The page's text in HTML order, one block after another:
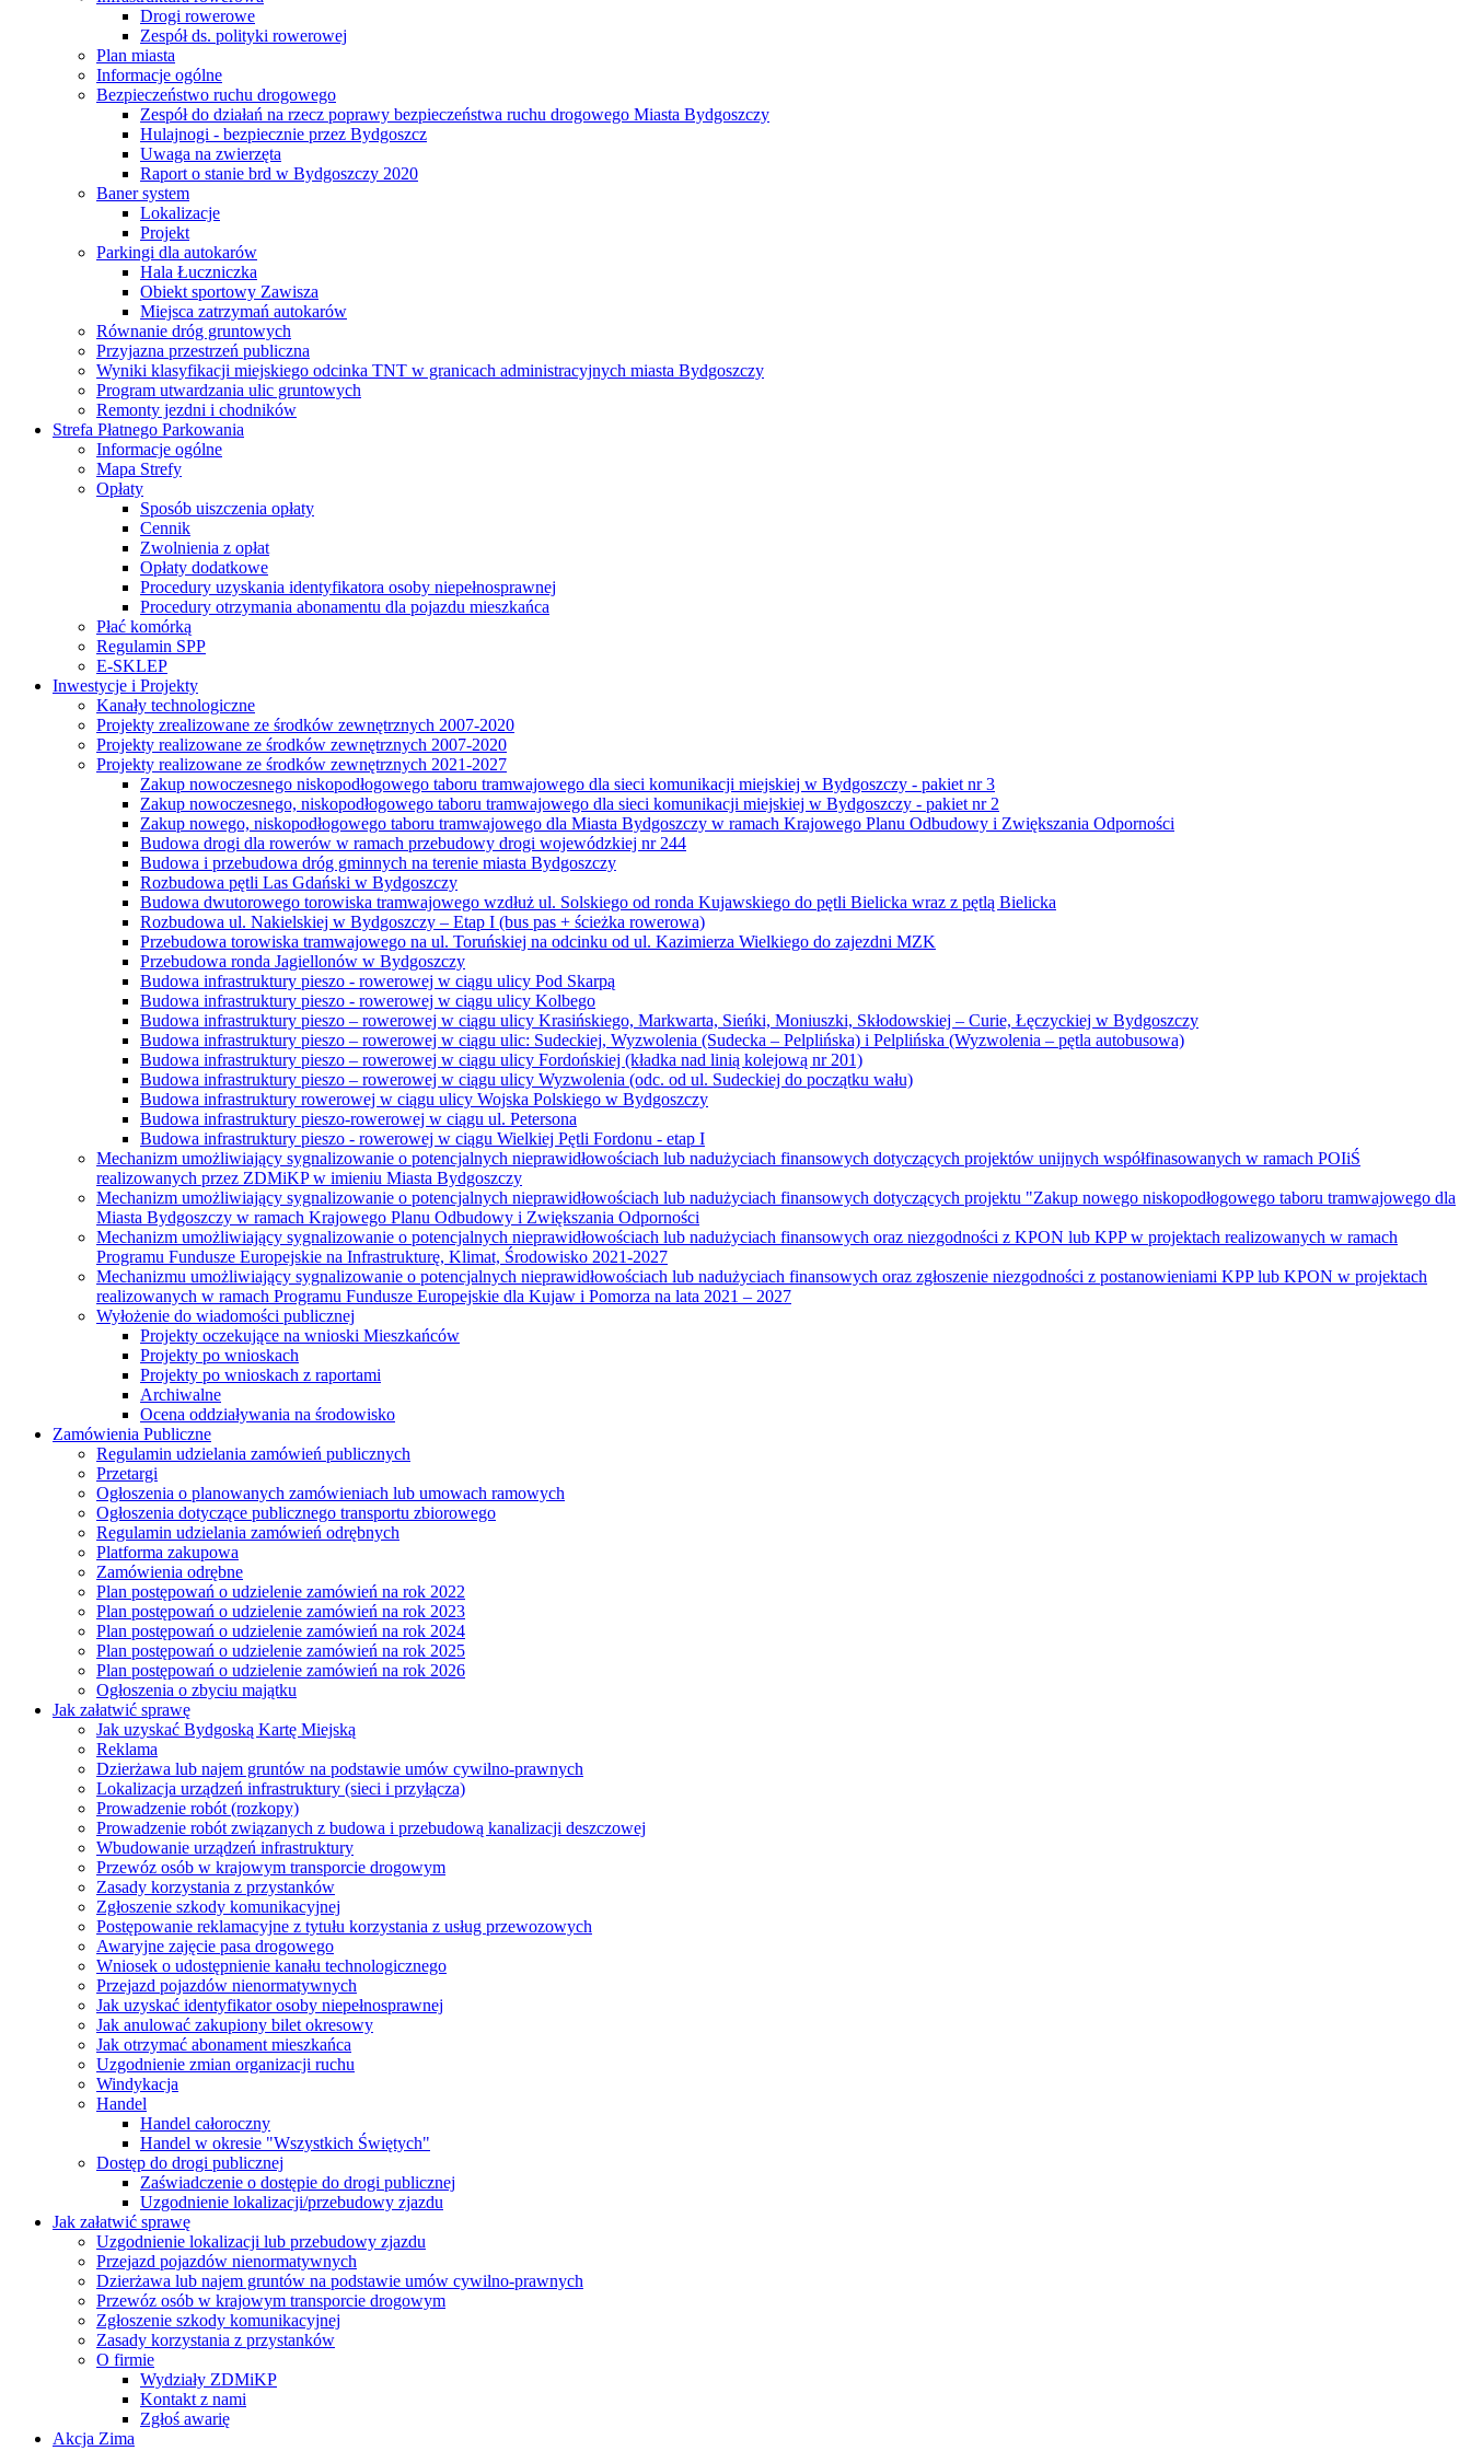
Drogi rowerowe
Zespół ds. polityki rowerowej
Plan miasta
Informacje ogólne
Bezpieczeństwo ruchu drogowego
Zespół do działań na rzecz poprawy bezpieczeństwa ruchu drogowego Miasta Bydgoszczy
Hulajnogi - bezpiecznie przez Bydgoszcz
Uwaga na zwierzęta
Raport o stanie brd w Bydgoszczy 2020
Baner system
Lokalizacje
Projekt
Parkingi dla autokarów
Hala Łuczniczka
Obiekt sportowy Zawisza
Miejsca zatrzymań autokarów
Równanie dróg gruntowych
Przyjazna przestrzeń publiczna
Wyniki klasyfikacji miejskiego odcinka TNT w granicach administracyjnych miasta Bydgoszczy
Program utwardzania ulic gruntowych
Remonty jezdni i chodników
Strefa Płatnego Parkowania
Informacje ogólne
Mapa Strefy
Opłaty
Sposób uiszczenia opłaty
Cennik
Zwolnienia z opłat
Opłaty dodatkowe
Procedury uzyskania identyfikatora osoby niepełnosprawnej
Procedury otrzymania abonamentu dla pojazdu mieszkańca
Płać komórką
Regulamin SPP
E-SKLEP
Inwestycje i Projekty
Kanały technologiczne
Projekty zrealizowane ze środków zewnętrznych 2007-2020
Projekty realizowane ze środków zewnętrznych 2007-2020
Projekty realizowane ze środków zewnętrznych 2021-2027
Zakup nowoczesnego niskopodłogowego taboru tramwajowego dla sieci komunikacji miejskiej w Bydgoszczy - pakiet nr 3
Zakup nowoczesnego, niskopodłogowego taboru tramwajowego dla sieci komunikacji miejskiej w Bydgoszczy - pakiet nr 2
Zakup nowego, niskopodłogowego taboru tramwajowego dla Miasta Bydgoszczy w ramach Krajowego Planu Odbudowy i Zwiększania Odporności
Budowa drogi dla rowerów w ramach przebudowy drogi wojewódzkiej nr 244
Budowa i przebudowa dróg gminnych na terenie miasta Bydgoszczy
Rozbudowa pętli Las Gdański w Bydgoszczy
Budowa dwutorowego torowiska tramwajowego wzdłuż ul. Solskiego od ronda Kujawskiego do pętli Bielicka wraz z pętlą Bielicka
Rozbudowa ul. Nakielskiej w Bydgoszczy – Etap I (bus pas + ścieżka rowerowa)
Przebudowa torowiska tramwajowego na ul. Toruńskiej na odcinku od ul. Kazimierza Wielkiego do zajezdni MZK
Przebudowa ronda Jagiellonów w Bydgoszczy
Budowa infrastruktury pieszo - rowerowej w ciągu ulicy Pod Skarpą
Budowa infrastruktury pieszo - rowerowej w ciągu ulicy Kolbego
Budowa infrastruktury pieszo – rowerowej w ciągu ulicy Krasińskiego, Markwarta, Sieńki, Moniuszki, Skłodowskiej – Curie, Łęczyckiej w Bydgoszczy
Budowa infrastruktury pieszo – rowerowej w ciągu ulic: Sudeckiej, Wyzwolenia (Sudecka – Pelplińska) i Pelplińska (Wyzwolenia – pętla autobusowa)
Budowa infrastruktury pieszo – rowerowej w ciągu ulicy Fordońskiej (kładka nad linią kolejową nr 201)
Budowa infrastruktury pieszo – rowerowej w ciągu ulicy Wyzwolenia (odc. od ul. Sudeckiej do początku wału)
Budowa infrastruktury rowerowej w ciągu ulicy Wojska Polskiego w Bydgoszczy
Budowa infrastruktury pieszo-rowerowej w ciągu ul. Petersona
Budowa infrastruktury pieszo - rowerowej w ciągu Wielkiej Pętli Fordonu - etap I
Mechanizm umożliwiający sygnalizowanie o potencjalnych nieprawidłowościach lub nadużyciach finansowych dotyczących projektów unijnych współfinasowanych w ramach POIiŚ
realizowanych przez ZDMiKP w imieniu Miasta Bydgoszczy
Mechanizm umożliwiający sygnalizowanie o potencjalnych nieprawidłowościach lub nadużyciach finansowych dotyczących projektu "Zakup nowego niskopodłogowego taboru tramwajowego dla
Miasta Bydgoszczy w ramach Krajowego Planu Odbudowy i Zwiększania Odporności
Mechanizm umożliwiający sygnalizowanie o potencjalnych nieprawidłowościach lub nadużyciach finansowych oraz niezgodności z KPON lub KPP w projektach realizowanych w ramach
Programu Fundusze Europejskie na Infrastrukturę, Klimat, Środowisko 2021-2027
Mechanizmu umożliwiający sygnalizowanie o potencjalnych nieprawidłowościach lub nadużyciach finansowych oraz zgłoszenie niezgodności z postanowieniami KPP lub KPON w projektach
realizowanych w ramach Programu Fundusze Europejskie dla Kujaw i Pomorza na lata 2021 – 2027
Wyłożenie do wiadomości publicznej
Projekty oczekujące na wnioski Mieszkańców
Projekty po wnioskach
Projekty po wnioskach z raportami
Archiwalne
Ocena oddziaływania na środowisko
Zamówienia Publiczne
Regulamin udzielania zamówień publicznych
Przetargi
Ogłoszenia o planowanych zamówieniach lub umowach ramowych
Ogłoszenia dotyczące publicznego transportu zbiorowego
Regulamin udzielania zamówień odrębnych
Platforma zakupowa
Zamówienia odrębne
Plan postępowań o udzielenie zamówień na rok 2022
Plan postępowań o udzielenie zamówień na rok 2023
Plan postępowań o udzielenie zamówień na rok 2024
Plan postępowań o udzielenie zamówień na rok 2025
Plan postępowań o udzielenie zamówień na rok 2026
Ogłoszenia o zbyciu majątku
Jak załatwić sprawę
Jak uzyskać Bydgoską Kartę Miejską
Reklama
Dzierżawa lub najem gruntów na podstawie umów cywilno-prawnych
Lokalizacja urządzeń infrastruktury (sieci i przyłącza)
Prowadzenie robót (rozkopy)
Prowadzenie robót związanych z budowa i przebudową kanalizacji deszczowej
Wbudowanie urządzeń infrastruktury
Przewóz osób w krajowym transporcie drogowym
Zasady korzystania z przystanków
Zgłoszenie szkody komunikacyjnej
Postępowanie reklamacyjne z tytułu korzystania z usług przewozowych
Awaryjne zajęcie pasa drogowego
Wniosek o udostępnienie kanału technologicznego
Przejazd pojazdów nienormatywnych
Jak uzyskać identyfikator osoby niepełnosprawnej
Jak anulować zakupiony bilet okresowy
Jak otrzymać abonament mieszkańca
Uzgodnienie zmian organizacji ruchu
Windykacja
Handel
Handel całoroczny
Handel w okresie "Wszystkich Świętych"
Dostęp do drogi publicznej
Zaświadczenie o dostępie do drogi publicznej
Uzgodnienie lokalizacji/przebudowy zjazdu
Jak załatwić sprawę
Uzgodnienie lokalizacji lub przebudowy zjazdu
Przejazd pojazdów nienormatywnych
Dzierżawa lub najem gruntów na podstawie umów cywilno-prawnych
Przewóz osób w krajowym transporcie drogowym
Zgłoszenie szkody komunikacyjnej
Zasady korzystania z przystanków
O firmie
Wydziały ZDMiKP
Kontakt z nami
Zgłoś awarię
Akcja Zima